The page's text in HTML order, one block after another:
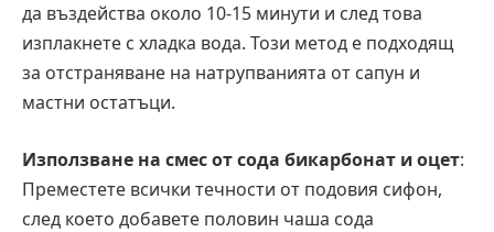
да въздейства около 10-15 минути и след това
изплакнете с хладка вода. Този метод е подходящ
за отстраняване на натрупванията от сапун и
мастни остатъци.
Използване на смес от сода бикарбонат и оцет:
Преместете всички течности от подовия сифон,
след което добавете половин чаша сода